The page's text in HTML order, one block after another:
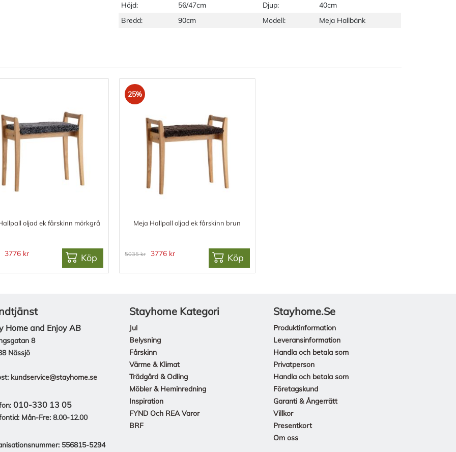
Höjd:
56/47cm Djup:
40cm
Bredd:
90cm Modell: Meja Hallbänk
oljad ek fårskinn mörkgrå
3776 kr Köp
25%
Meja Hallpall oljad ek fårskinn brun
5035 kr 3776 kr Köp
Home and Enjoy AB
8
Nässjö
kundservice@stayhome.se
010-330 13 05
Mån-Fre: 8.00-12.00
556815-5294
Stayhome Kategori
Jul
Belysning
Fårskinn
Värme & Klimat
Trädgård & Odling
Möbler & Heminredning
Inspiration
FYND Och REA Varor
BRF
Stayhome.se
Produktinformation
Leveransinformation
Handla och betala som
Privatperson
Handla och betala som
Företagskund
Garanti & Ångerrätt
Villkor
Presentkort
Om oss